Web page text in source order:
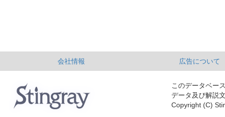
会社情報 広告について
このデータベー
データ及び解説
Copyright (C)